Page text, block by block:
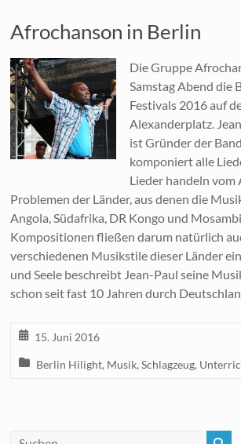
Afrochanson in Berlin
Die Gruppe
Samstag Abend die
Festivals 2016 auf
Alexanderplatz.
ist Gründer der
komponiert alle
Lieder handeln vom
Problemen der Länder, aus denen die
Angola, Südafrika, DR Kongo und
Kompositionen fließen darum natürlich
verschiedenen Musikstile dieser Länder
und Seele beschreibt Jean-Paul seine
schon seit fast 10 Jahren durch
15. Juni 2016
Berlin Hilight, Musik,Schlagzeug,